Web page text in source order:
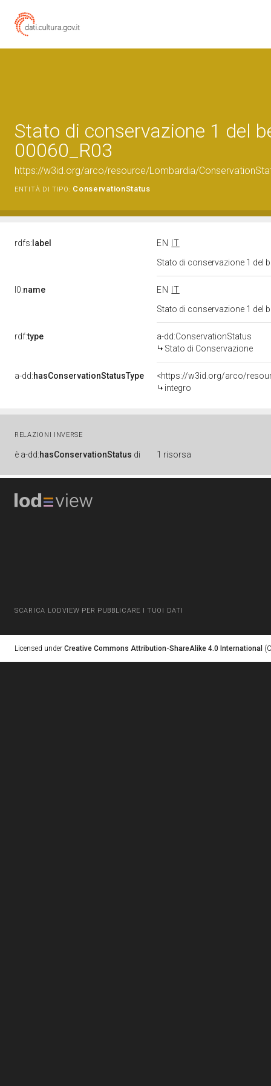
Stato di conservazione 1 del
00060_R03
https://w3id.org/arco/resource/Lombardia/
ENTITÀ DI TIPO: ConservationStatus
rdfs: label EN
IT
Stato di conservazione 1 del
l0:name EN
IT
Stato di conservazione 1 del
rdf:type
a-dd:ConservationStatus
Stato di Conservazione
a-dd:hasConservationStatusType
<https://w3id.org/arco/
integro
RELAZIONI INVERSE
è a-dd:hasConservationStatus di 1 risorsa
SCARICA LODVIEW PER PUBBLICARE I TUOI DATI
Licensed under Creative Commons Attribution-ShareAlike 4.0 International